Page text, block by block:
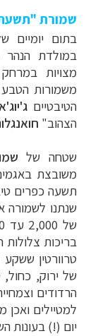
שמורת "תשעת
בתום יומיים
במולדת הנהר
מצויות במרחק
משמורות הטבע
הטיבטיים
הצהוב"
שטחה של
משובצת
תשעה כפרים
שנתנו לשמורה
של
,000 עד
בריכות צלולות
טרוורטין ששקע
של ירוק, כחול,
הרדודים
למטיילים ואכן
יום (!) בעונות